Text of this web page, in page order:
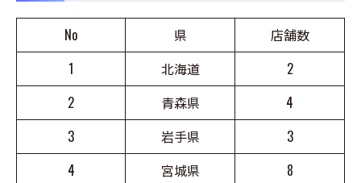
No 県
店舗数
1
北海道
2
2
青森県
4
3
岩手県
3
4
宮城県
8